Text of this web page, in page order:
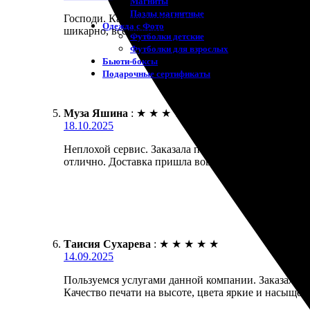
Пазлы магнитные
Одежда с Фото
Футболки детские
Футболки для взрослых
Бьюти-боксы
Подарочные сертификаты
Господи. Как же удобно! Сделала заказ на холсте.
шикарно, все детали четкие! Отличный способ
Муза Яшина : ★ ★ ★ ★
18.10.2025
Неплохой сервис. Заказала печать на холсте, все
отлично. Доставка пришла вовремя, упаковано
Таисия Сухарева : ★ ★ ★ ★ ★
14.09.2025
Пользуемся услугами данной компании. Заказала
Качество печати на высоте, цвета яркие и